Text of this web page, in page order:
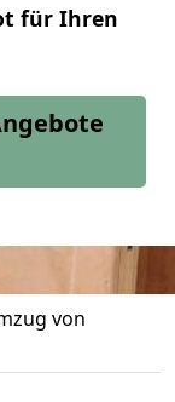
für Ihren
von